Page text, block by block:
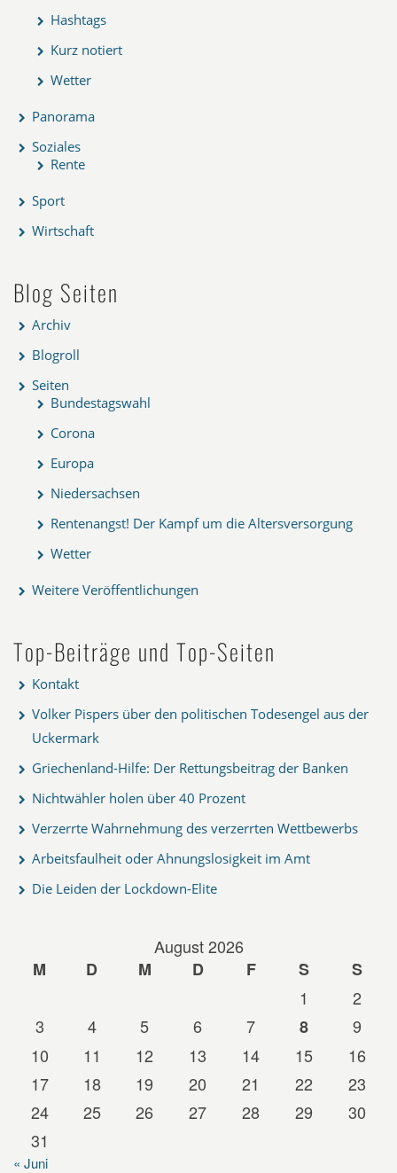
Hashtags
Kurz notiert
Wetter
Panorama
Soziales
Rente
Sport
Wirtschaft
Blog Seiten
Archiv
Blogroll
Seiten
Bundestagswahl
Corona
Europa
Niedersachsen
Rentenangst! Der Kampf um die Altersversorgung
Wetter
Weitere Veröffentlichungen
Top-Beiträge und Top-Seiten
Kontakt
Volker Pispers über den politischen Todesengel aus der
Uckermark
Griechenland-Hilfe: Der Rettungsbeitrag der Banken
Nichtwähler holen über 40 Prozent
Verzerrte Wahrnehmung des verzerrten Wettbewerbs
Arbeitsfaulheit oder Ahnungslosigkeit im Amt
Die Leiden der Lockdown-Elite
August 2026
M
D M D F S
S
1
2
3
4 5 6 7 8
9
10
11 12 13 14 15
16
17
18 19 20 21 22
23
24
25 26 27 28 29
30
31
« Juni